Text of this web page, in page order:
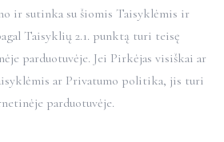
ir sutinka su šiomis Taisyklėmis ir
Taisyklių 2.1. punktą turi teisę
parduotuvėje. Jei Pirkėjas visiškai ar
ar Privatumo politika, jis turi
parduotuvėje.